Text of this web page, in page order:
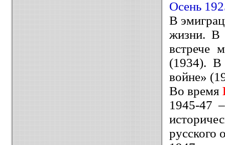
Осень
В
жизни. В
встрече
(1934). В
войне»
Во время
1945-47
русского